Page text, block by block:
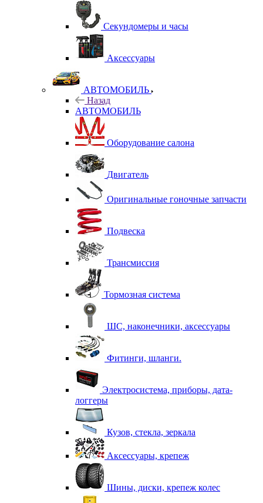
Секундомеры и часы
Аксессуары
АВТОМОБИЛЬ
Назад
АВТОМОБИЛЬ
Оборудование салона
Двигатель
Оригинальные гоночные запчасти
Подвеска
Трансмиссия
Тормозная система
ШС, наконечники, аксессуары
Фитинги, шланги.
Электросистема, приборы, дата-
логгеры
Кузов, стекла, зеркала
Аксессуары, крепеж
Шины, диски, крепеж колес